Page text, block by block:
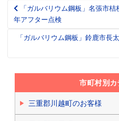
Post
navigation
「ガルバリウム鋼板」名張市
年アフター点検
「ガルバリウム鋼板」鈴鹿市
市町村別カ
三重郡川越町のお客様